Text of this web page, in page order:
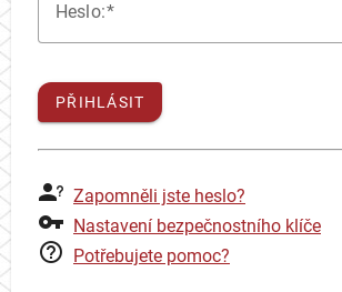
Heslo:
PŘIHLÁSIT
Zapomněli jste heslo?
Nastavení bezpečnostního klíče
Potřebujete pomoc?